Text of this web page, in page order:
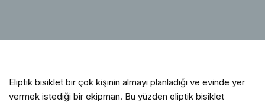
Eliptik bisiklet bir çok kişinin almayı planladığı ve evinde yer
vermek istediği bir ekipman. Bu yüzden eliptik bisiklet